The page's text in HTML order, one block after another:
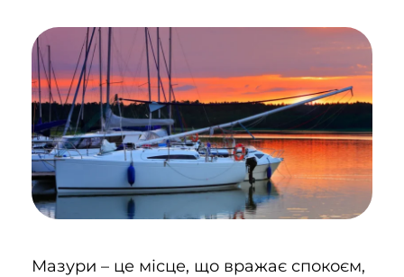
Мазури – це місце, що вражає спокоєм,